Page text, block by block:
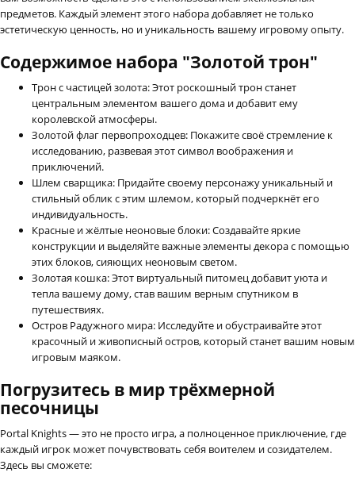
предметов. Каждый элемент этoго набора добавляет не только
эстетическую ценность, но и уникальность вашему игровому опыту.
Содержимое набора "Золотой трон"
Трон с частицей золота: Этот роскошный трон станет
центральным элементом вашего дома и добавит ему
королевской атмосферы.
Золотой флаг первопроходцев: Покажите своё стремление к
исследованию, развевая этот символ воображения и
приключений.
Шлем сварщика: Придайте своему персонажу уникальный и
стильный облик с этим шлемом, который подчеркнёт его
индивидуальность.
Красные и жёлтые неоновые блоки: Создавайте яркие
конструкции и выделяйте важные элементы декора с помощью
этих блоков, сияющих неоновым светом.
Золотая кошка: Этот виртуальный питомец добавит уюта и
тепла вашему дому, став вашим верным спутником в
путешествиях.
Остров Радужного мира: Исследуйте и обустраивайте этот
красочный и живописный остров, который станет вашим новым
игровым маяком.
Погрузитесь в мир трёхмерной
песочницы
Portal Knights — это не просто игра, а полноценное приключение, где
каждый игрок может почувствовать себя воителем и созидателем.
Здесь вы сможете: